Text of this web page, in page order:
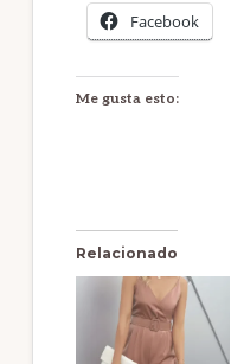
Facebook
Me gusta esto:
Relacionado